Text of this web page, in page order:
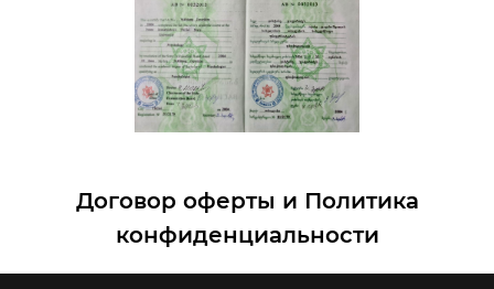
Договор оферты и Политика
конфиденциальности